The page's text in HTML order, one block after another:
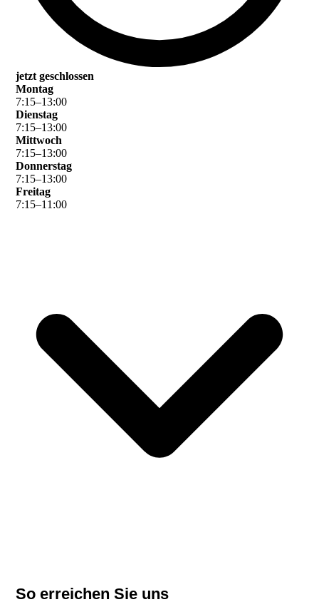
jetzt geschlossen
Montag
7:15–13:00
Dienstag
7:15–13:00
Mittwoch
7:15–13:00
Donnerstag
7:15–13:00
Freitag
7:15–11 :00
So erreichen Sie uns